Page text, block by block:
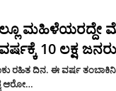
ಮಹಿಳೆಯರದ್ದೇ
10 ಲಕ್ಷ
ರಹಿತ ದಿನ. ಈ ವರ್ಷ
ಆರೋ…